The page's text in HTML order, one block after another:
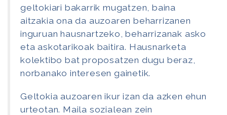
geltokiari bakarrik mugatzen, baina
aitzakia ona da auzoaren beharrizanen
inguruan hausnartzeko, beharrizanak asko
eta askotarikoak baitira. Hausnarketa
kolektibo bat proposatzen dugu beraz,
norbanako interesen gainetik.
Geltokia auzoaren ikur izan da azken ehun
urteotan. Maila sozialean zein